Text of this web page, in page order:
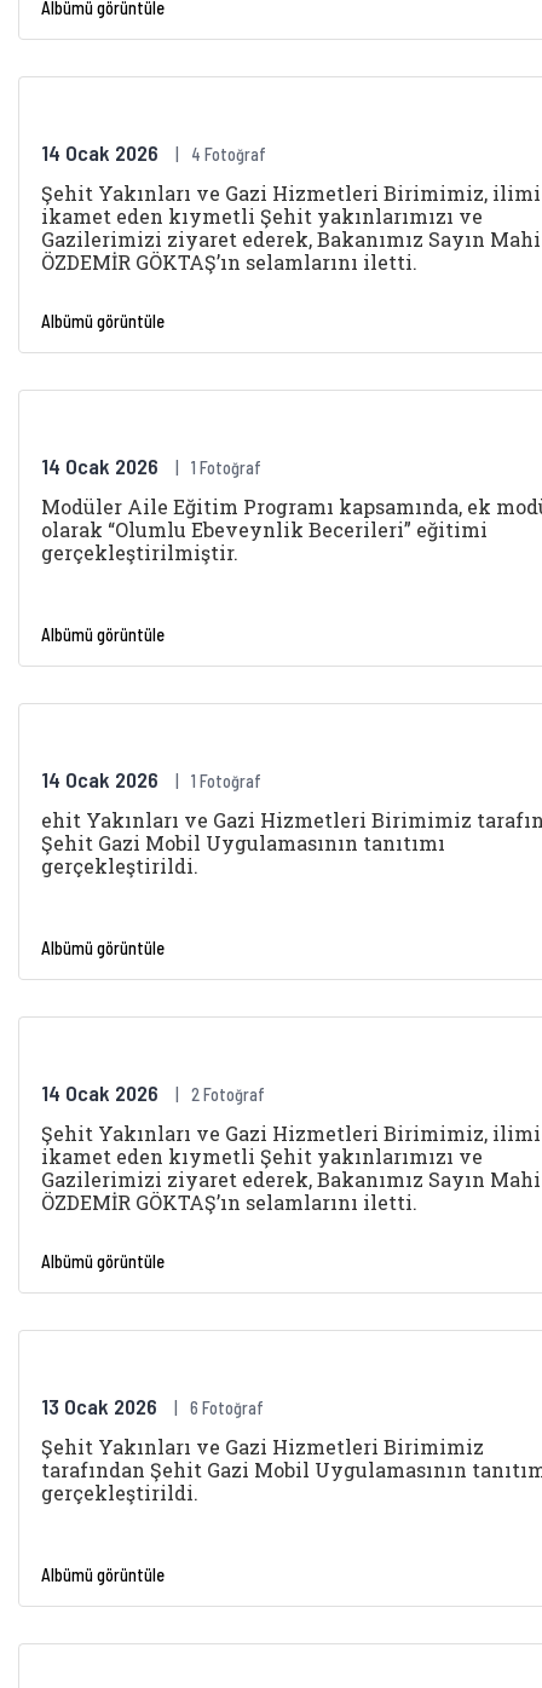
Albümü görüntüle
14 Ocak 2026 4 Fotoğraf
Şehit Yakınları ve Gazi Hizmetleri Birimimiz,
ikamet eden kıymetli Şehit yakınlarımızı ve
Gazilerimizi ziyaret ederek, Bakanımız Sayın
ÖZDEMİR GÖKTAŞ’ın selamlarını iletti.
Albümü görüntüle
14 Ocak 2026 1 Fotoğraf
Modüler Aile Eğitim Programı kapsamında, ek
olarak “Olumlu Ebeveynlik Becerileri” eğitimi
gerçekleştirilmiştir.
Albümü görüntüle
14 Ocak 2026 1 Fotoğraf
ehit Yakınları ve Gazi Hizmetleri Birimimiz
Şehit Gazi Mobil Uygulamasının tanıtımı
gerçekleştirildi.
Albümü görüntüle
14 Ocak 2026 2 Fotoğraf
Şehit Yakınları ve Gazi Hizmetleri Birimimiz,
ikamet eden kıymetli Şehit yakınlarımızı ve
Gazilerimizi ziyaret ederek, Bakanımız Sayın
ÖZDEMİR GÖKTAŞ’ın selamlarını iletti.
Albümü görüntüle
13 Ocak 2026 6 Fotoğraf
Şehit Yakınları ve Gazi Hizmetleri Birimimiz
tarafından Şehit Gazi Mobil Uygulamasının
gerçekleştirildi.
Albümü görüntüle